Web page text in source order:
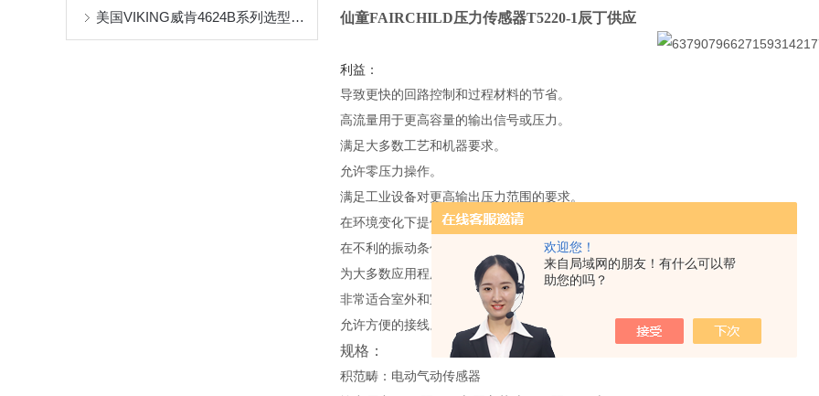
欢迎您！
来自局域网的朋友！有什么可以帮
助您的吗？
美国VIKING威肯4624B系列选型指南 仙童FAIRCHILD压力传感器T5220-1辰丁供应
利益：
导致更快的回路控制和过程材料的节省。
高流量用于更高容量的输出信号或压力。
满足大多数工艺和机器要求。
允许零压力操作。
满足工业设备对更高输出压力范围的要求。
在环境变化下提供稳定的运预*要*预*要*预*要*预*要*预*要*预先进要先进行。
在不利的振动条件下保持设定值。
为大多数应用程序提供安装灵活性。
非常适合室外和室内安装。
允许方便的接线。
规格：
积范畴：电动气动传感器